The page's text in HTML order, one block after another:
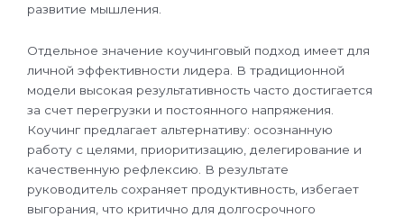
развитие мышления.
Отдельное значение коучинговый подход имеет для
личной эффективности лидера. В традиционной
модели высокая результативность часто достигается
за счет перегрузки и постоянного напряжения.
Коучинг предлагает альтернативу: осознанную
работу с целями, приоритизацию, делегирование и
качественную рефлексию. В результате
руководитель сохраняет продуктивность, избегает
выгорания, что критично для долгосрочного